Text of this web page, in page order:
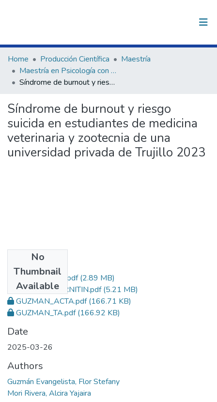
(current)
Communities & Collections
All of DSpace
Home Producción Científica
Maestría
Maestría en Psicología con Mención en: Psicología Clínica y de la Salud
Síndrome de burnout y riesgo suicida en estudiantes de medicina veterinaria y zootecnia de una universidad privada de Trujillo 2023
Síndrome de burnout y riesgo
suicida en estudiantes de medicina
veterinaria y zootecnia de una
universidad privada de Trujillo 2023
No
Thumbnail
Available
GUZMAN_TESIS.pdf(2.89 MB)
GUZMAN_TURNITIN.pdf(5.21 MB)
GUZMAN_ACTA.pdf(166.71 KB)
GUZMAN_TA.pdf(166.92 KB)
Date
2025-03-26
Authors
Guzmán Evangelista, Flor Stefany
Mori Rivera, Alcira Yajaira